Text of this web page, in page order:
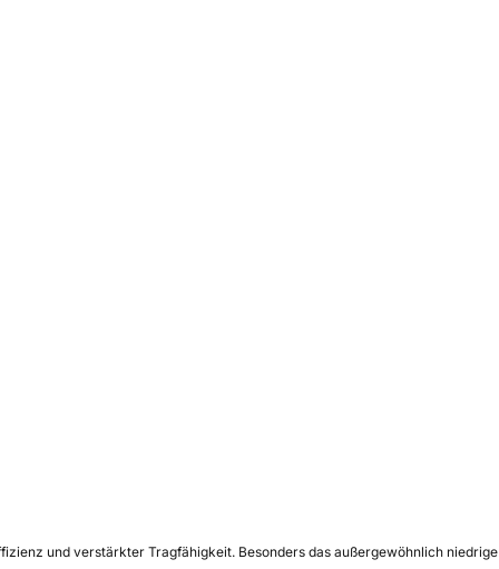
und verstärkter Tragfähigkeit. Besonders das außergewöhnlich niedrige